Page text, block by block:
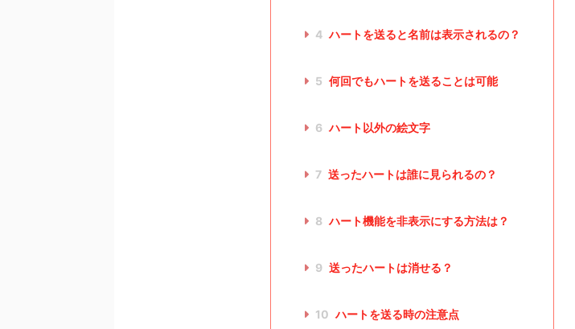
4 ハートを送ると名前は表示されるの？
5 何回でもハートを送ることは可能
6 ハート以外の絵文字
7 送ったハートは誰に見られるの？
8 ハート機能を非表示にする方法は？
9 送ったハートは消せる？
10 ハートを送る時の注意点